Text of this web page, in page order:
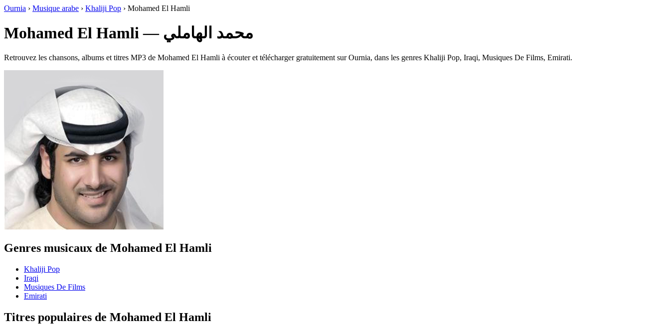
Ournia › Musique arabe › Khaliji Pop › Mohamed El Hamli
Mohamed El Hamli — محمد الهاملي
Retrouvez les chansons, albums et titres MP3 de Mohamed El Hamli à écouter et télécharger gratuitement sur Ournia, dans les genres Khaliji Pop, Iraqi, Musiques De Films, Emirati.
Genres musicaux de Mohamed El Hamli
Khaliji Pop
Iraqi
Musiques De Films
Emirati
Titres populaires de Mohamed El Hamli